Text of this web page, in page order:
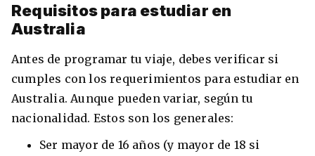
Requisitos para estudiar en
Australia
Antes de programar tu viaje, debes verificar si
cumples con los requerimientos para estudiar en
Australia. Aunque pueden variar, según tu
nacionalidad. Estos son los generales:
Ser mayor de 16 años (y mayor de 18 si